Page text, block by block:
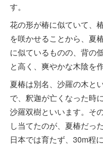
す。
花の形が椿に似ていて、
を咲かせることから、夏
に似ているものの、背の
と高く、爽やかな木陰を
夏椿は別名、沙羅の木と
で、釈迦が亡くなった時
沙羅双樹といいます。そ
し当てたのが、夏椿だっ
日本では育たず、30m程